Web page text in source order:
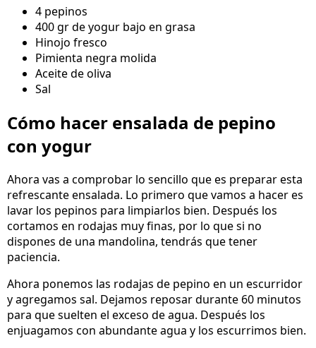
4 pepinos
400 gr de yogur bajo en grasa
Hinojo fresco
Pimienta negra molida
Aceite de oliva
Sal
Cómo hacer ensalada de pepino
con yogur
Ahora vas a comprobar lo sencillo que es preparar esta
refrescante ensalada. Lo primero que vamos a hacer es
lavar los pepinos para limpiarlos bien. Después los
cortamos en rodajas muy finas, por lo que si no
dispones de una mandolina, tendrás que tener
paciencia.
Ahora ponemos las rodajas de pepino en un escurridor
y agregamos sal. Dejamos reposar durante 60 minutos
para que suelten el exceso de agua. Después los
enjuagamos con abundante agua y los escurrimos bien.